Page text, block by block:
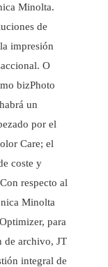
Minolta.
de
impresión
O
bizPhoto
un
por el
Care; el
coste y
respecto al
Minolta
para
de archivo, JT
integral de